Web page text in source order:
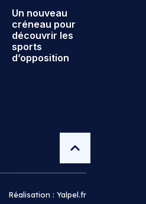
Un nouveau
créneau pour
découvrir les
sports
d’opposition
Réalisation : Yalpel.fr